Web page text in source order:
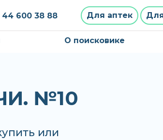
44 600 38 88 Для аптек
О поисковике
№10
или